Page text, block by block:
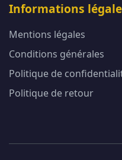
Informations
Mentions légales
Conditions générales
Politique de
Politique de retour